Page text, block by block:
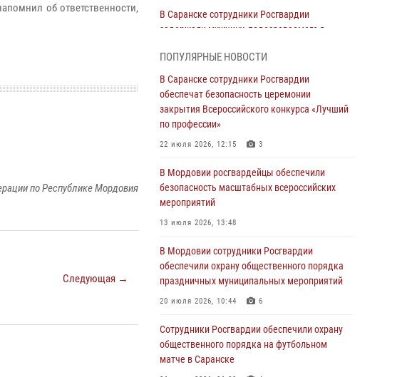
об ответственности,
по Республике Мордовия
Следующая →
В Саранске сотрудники Росгвардии
задержали мужчину, подозреваемого в
Росгвардейцы обеспечили общественную
безопасность во время проведения
масштабного праздника в Темникове
05 августа 2026, 09:04
Помощь из Мордовии защитникам Отечества:
центр лицензионно-разрешительной работы
передал очередную партию вооружения в
Сотрудники Росгвардии Мордовии стали
призерами республиканских соревнований по
служебному шестиборью
В Саранске росгвардейцы пресекли
нарушение правопорядка: «отдых» на
лавочке закончился в отделе полиции
ПОПУЛЯРНЫЕ НОВОСТИ
В Саранске сотрудники Росгвардии
обеспечат безопасность церемонии
закрытия Всероссийского конкурса «Лучший
по профессии»
22 июля 2026, 12:15 3
В Мордовии росгвардейцы обеспечили
безопасность масштабных всероссийских
мероприятий
13 июля 2026, 13:48
В Мордовии сотрудники Росгвардии
обеспечили охрану общественного порядка
праздничных муниципальных мероприятий
20 июля 2026, 10:44 6
Сотрудники Росгвардии обеспечили охрану
общественного порядка на футбольном
матче в Саранске